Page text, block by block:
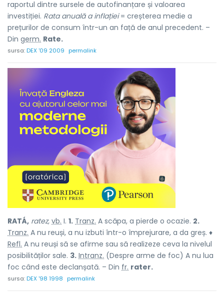
raportul dintre sursele de autofinanțare și valoarea
investiției. Rata anuală a inflației= creșterea medie a
prețurilor de consum într-un an față de anul precedent. –
Din germ. Rate.
sursa:DEX '09 2009 permalink
RATÁ, ratez, vb. I. 1. Tranz. A scăpa, a pierde o ocazie. 2.
Tranz. A nu reuși, a nu izbuti într-o împrejurare, a da greș. ♦
Refl. A nu reuși să se afirme sau să realizeze ceva la nivelul
posibilităților sale. 3. Intranz. (Despre arme de foc) A nu lua
foc când este declanșată. – Din fr. rater.
sursa:DEX '98 1998 permalink